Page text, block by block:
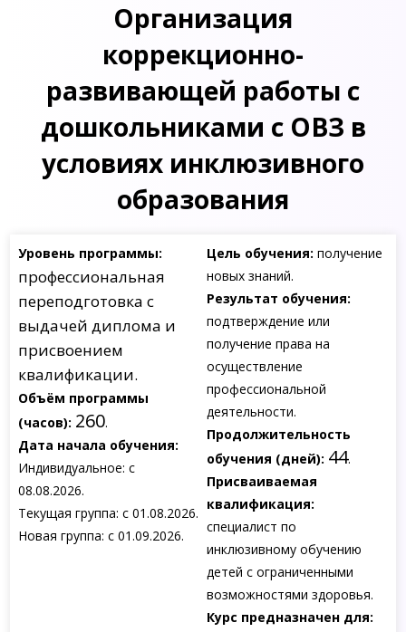
Организация
коррекционно-
развивающей работы с
дошкольниками с ОВЗ в
условиях инклюзивного
образования
Уровень программы:
профессиональная
переподготовка с
выдачей диплома и
присвоением
квалификации.
Объём программы
(часов): 260.
Дата начала обучения:
Индивидуальное: с
08.08.2026.
Текущая группа: с 01.08.2026.
Новая группа: с 01.09.2026.
Цель обучения: получение
новых знаний.
Результат обучения:
подтверждение или
получение права на
осуществление
профессиональной
деятельности.
Продолжительность
обучения (дней): 44.
Присваиваемая
квалификация:
специалист по
инклюзивному обучению
детей с ограниченными
возможностями здоровья.
Курс предназначен для: